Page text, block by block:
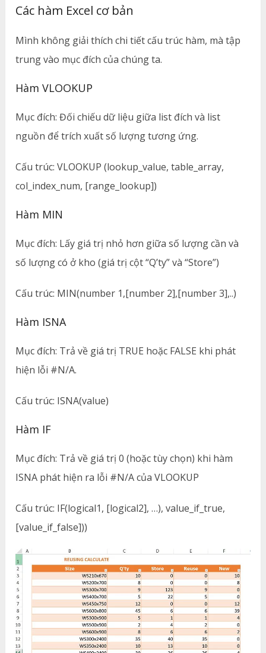
Các hàm Excel cơ bản
Mình không giải thích chi tiết cấu trúc hàm, mà tập
trung vào mục đích của chúng ta.
Hàm VLOOKUP
Mục đích: Đối chiếu dữ liệu giữa list đích và list
nguồn để trích xuất số lượng tương ứng.
Cấu trúc: VLOOKUP (lookup_value, table_array,
col_index_num, [range_lookup])
Hàm MIN
Mục đích: Lấy giá trị nhỏ hơn giữa số lượng cần và
số lượng có ở kho (giá trị cột “Q’ty” và “Store”)
Cấu trúc: MIN(number 1,[number 2],[number 3],..)
Hàm ISNA
Mục đích: Trả về giá trị TRUE hoặc FALSE khi phát
hiện lỗi #N/A.
Cấu trúc: ISNA(value)
Hàm IF
Mục đích: Trả về giá trị 0 (hoặc tùy chọn) khi hàm
ISNA phát hiện ra lỗi #N/A của VLOOKUP
Cấu trúc: IF(logical1, [logical2], …), value_if_true,
[value_if_false]))